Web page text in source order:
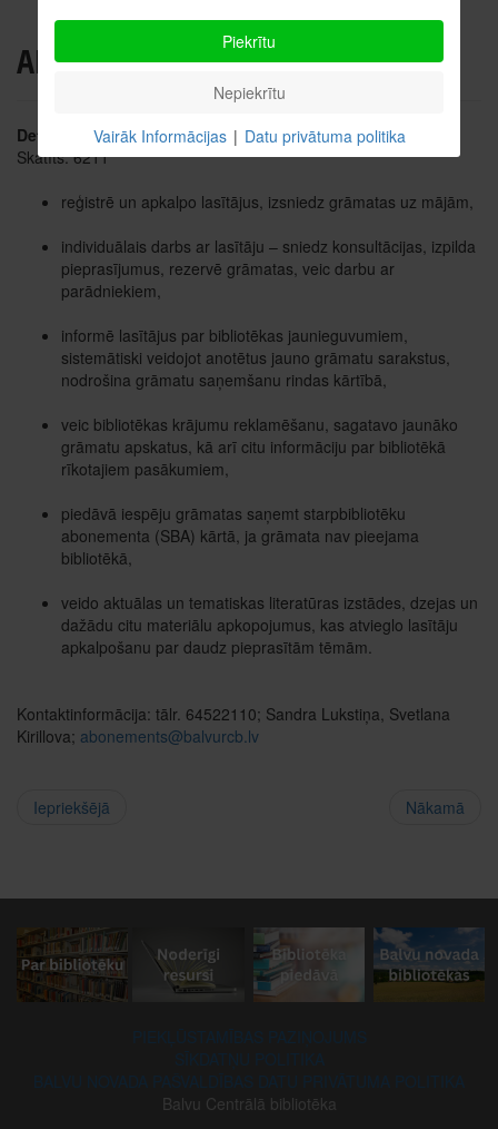
ABONEMENTS
Detaļas
Skatīts: 6211
reģistrē un apkalpo lasītājus, izsniedz grāmatas uz mājām,
individuālais darbs ar lasītāju – sniedz konsultācijas, izpilda
pieprasījumus, rezervē grāmatas, veic darbu ar
parādniekiem,
informē lasītājus par bibliotēkas jaunieguvumiem,
sistemātiski veidojot anotētus jauno grāmatu sarakstus,
nodrošina grāmatu saņemšanu rindas kārtībā,
veic bibliotēkas krājumu reklamēšanu, sagatavo jaunāko
grāmatu apskatus, kā arī citu informāciju par bibliotēkā
rīkotajiem pasākumiem,
piedāvā iespēju grāmatas saņemt starpbibliotēku
abonementa (SBA) kārtā, ja grāmata nav pieejama
bibliotēkā,
veido aktuālas un tematiskas literatūras izstādes, dzejas un
dažādu citu materiālu apkopojumus, kas atvieglo lasītāju
apkalpošanu par daudz pieprasītām tēmām.
Kontaktinformācija: tālr. 64522110; Sandra Lukstiņa, Svetlana
Kirillova; abonements@balvurcb.lv
Iepriekšējā Nākamā
Balvu Centrālā bibliotēka
Piekrītu
Nepiekrītu
Vairāk Informācijas | Datu privātuma politika